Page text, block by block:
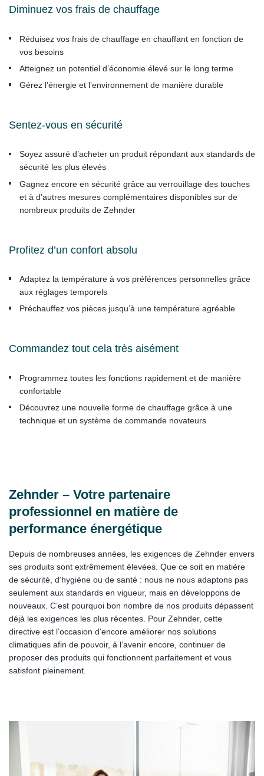
Diminuez vos frais de chauffage
Réduisez vos frais de chauffage en chauffant en fonction de
vos besoins
Atteignez un potentiel d’économie élevé sur le long terme
Gérez l’énergie et l’environnement de manière durable
Sentez-vous en sécurité
Soyez assuré d’acheter un produit répondant aux standards de
sécurité les plus élevés
Gagnez encore en sécurité grâce au verrouillage des touches
et à d’autres mesures complémentaires disponibles sur de
nombreux produits de Zehnder
Profitez d’un confort absolu
Adaptez la température à vos préférences personnelles grâce
aux réglages temporels
Préchauffez vos pièces jusqu’à une température agréable
Commandez tout cela très aisément
Programmez toutes les fonctions rapidement et de manière
confortable
Découvrez une nouvelle forme de chauffage grâce à une
technique et un système de commande novateurs
Zehnder – Votre partenaire
professionnel en matière de
performance énergétique
Depuis de nombreuses années, les exigences de Zehnder envers
ses produits sont extrêmement élevées. Que ce soit en matière
de sécurité, d’hygiène ou de santé : nous ne nous adaptons pas
seulement aux standards en vigueur, mais en développons de
nouveaux. C’est pourquoi bon nombre de nos produits dépassent
déjà les exigences les plus récentes. Pour Zehnder, cette
directive est l’occasion d’encore améliorer nos solutions
climatiques afin de pouvoir, à l’avenir encore, continuer de
proposer des produits qui fonctionnent parfaitement et vous
satisfont pleinement.